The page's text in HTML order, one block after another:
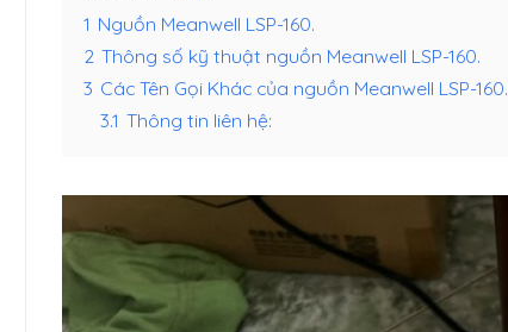
1 Nguồn Meanwell LSP-160.
2 Thông số kỹ thuật nguồn Meanwell LSP-160.
3 Các Tên Gọi Khác của nguồn Meanwell LSP-160.
3.1 Thông tin liên hệ: